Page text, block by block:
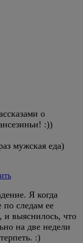
о
:))
мужская еда)
Я когда
по следам ее
и выяснилось, что
на две недели
:)